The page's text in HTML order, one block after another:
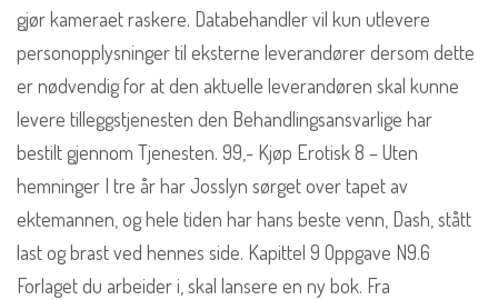
gjør kameraet raskere. Databehandler vil kun utlevere
personopplysninger til eksterne leverandører dersom dette
er nødvendig for at den aktuelle leverandøren skal kunne
levere tilleggstjenesten den Behandlingsansvarlige har
bestilt gjennom Tjenesten. 99,- Kjøp Erotisk 8 – Uten
hemninger I tre år har Josslyn sørget over tapet av
ektemannen, og hele tiden har hans beste venn, Dash, stått
last og brast ved hennes side. Kapittel 9 Oppgave N9.6
Forlaget du arbeider i, skal lansere en ny bok. Fra